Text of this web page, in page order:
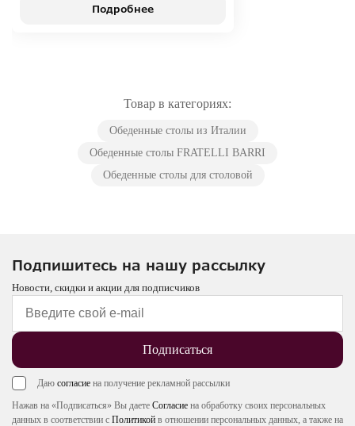
Подробнее
Товар в категориях:
Обеденные столы из Италии
Обеденные столы FRATELLI BARRI
Обеденные столы для столовой
Подпишитесь на нашу рассылку
Новости, скидки и акции для подписчиков
Подписаться
Даю согласие на получение рекламной рассылки
Нажав на «Подписаться» Вы даете Согласие на обработку своих персональных
данных в соответствии с Политикой в отношении персональных данных, а также на